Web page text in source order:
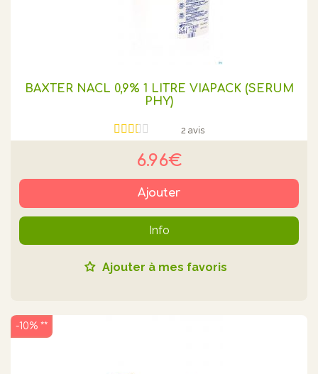
BAXTER NACL 0,9% 1 LITRE VIAPACK (SÉRUM
PHY)
2 avis
6.96€
Ajouter
Info
Ajouter à mes favoris
-10% **